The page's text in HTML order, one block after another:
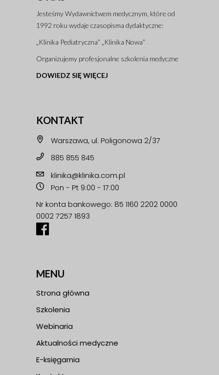
Jesteśmy Wydawnictwem medycznym, które od
1992 roku wydaje czasopisma dydaktyczne:
„Klinika Pediatryczna” „Klinika Nowa”
Organizujemy profesjonalne szkolenia medyczne
DOWIEDZ SIĘ WIĘCEJ
KONTAKT
Warszawa, ul. Poligonowa 2/37
885 855 845
klinika@klinika.com.pl
Pon - Pt 9:00 - 17:00
Nr konta bankowego: 85 1160 2202 0000
0002 7257 1893
MENU
Strona główna
Szkolenia
Webinaria
Aktualności medyczne
E-księgarnia